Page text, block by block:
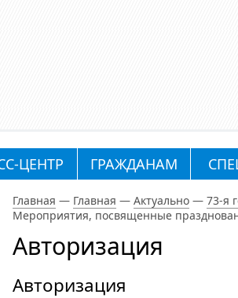
ЦЕНТР ГРАЖДАНАМ
Главная — Главная — Актуально — 73-я
Мероприятия, посвященные
Авторизация
Авторизация